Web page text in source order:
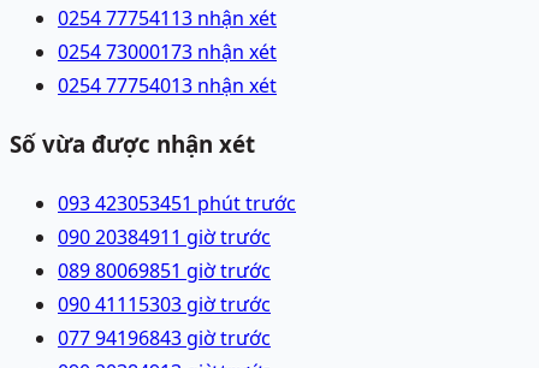
0254 77754113 nhận xét
0254 73000173 nhận xét
0254 77754013 nhận xét
Số vừa được nhận xét
093 423053451 phút trước
090 20384911 giờ trước
089 80069851 giờ trước
090 41115303 giờ trước
077 94196843 giờ trước